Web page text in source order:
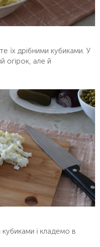
їх дрібними кубиками. У
огірок, але й
і кладемо в